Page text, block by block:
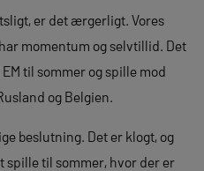
er det ærgerligt. Vores
momentum og selvtillid. Det
til sommer og spille mod
og Belgien.
beslutning. Det er klogt, og
til sommer, hvor der er